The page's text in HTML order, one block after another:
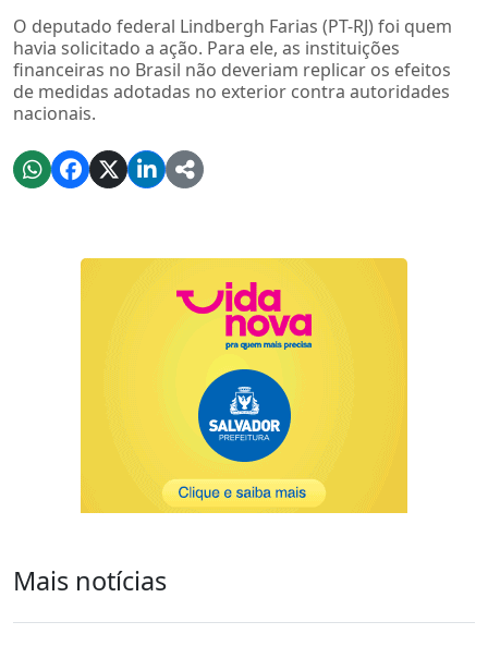
O deputado federal Lindbergh Farias (PT-RJ) foi quem
havia solicitado a ação. Para ele, as instituições
financeiras no Brasil não deveriam replicar os efeitos
de medidas adotadas no exterior contra autoridades
nacionais.
Mais notícias